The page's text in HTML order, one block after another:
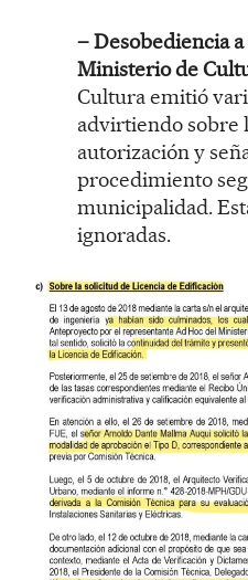
– Desobediencia
Ministerio de
Cultura emitió
advirtiendo sobre
autorización y
procedimiento
municipalidad.
ignoradas.